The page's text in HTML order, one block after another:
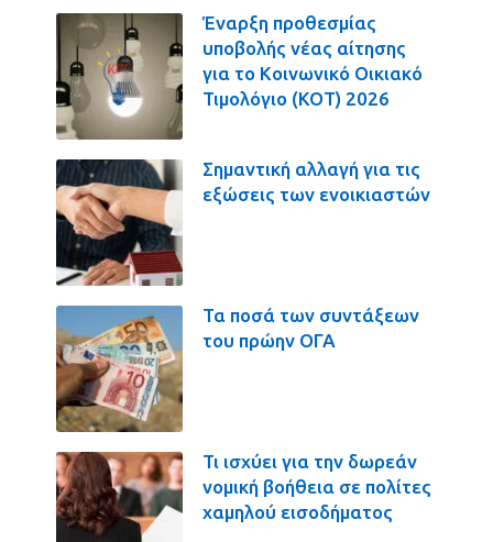
Έναρξη προθεσμίας
υποβολής νέας αίτησης
για το Κοινωνικό Οικιακό
Τιμολόγιο (ΚΟΤ) 2026
Σημαντική αλλαγή για τις
εξώσεις των ενοικιαστών
Τα ποσά των συντάξεων
του πρώην ΟΓΑ
Τι ισχύει για την δωρεάν
νομική βοήθεια σε πολίτες
χαμηλού εισοδήματος